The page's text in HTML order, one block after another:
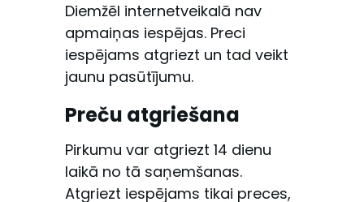
Diemžēl internetveikalā nav
apmaiņas iespējas. Preci
iespējams atgriezt un tad veikt
jaunu pasūtījumu.
Preču atgriešana
Pirkumu var atgriezt 14 dienu
laikā no tā saņemšanas.
Atgriezt iespējams tikai preces,